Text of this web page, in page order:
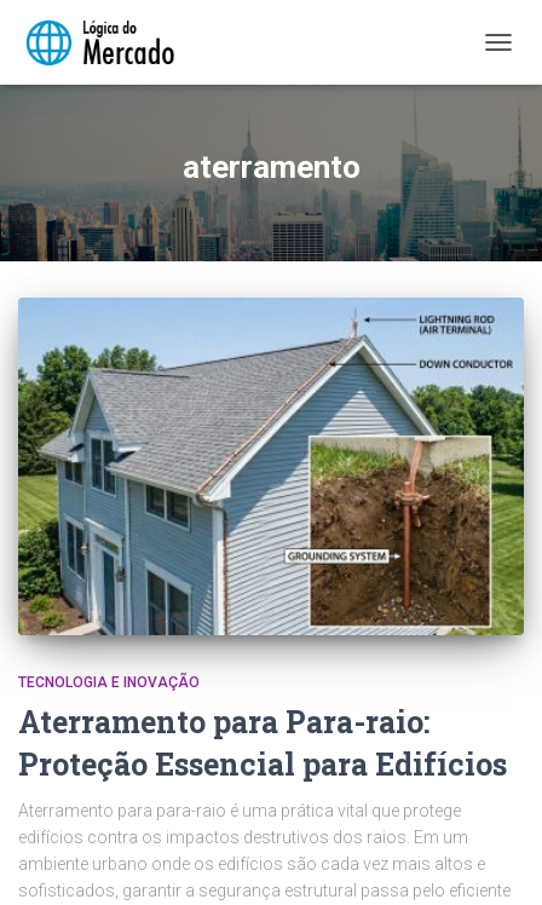
aterramento
TECNOLOGIA E INOVAÇÃO
Aterramento para Para-raio:
Proteção Essencial para Edifícios
Aterramento para para-raio é uma prática vital que protege
edifícios contra os impactos destrutivos dos raios. Em um
ambiente urbano onde os edifícios são cada vez mais altos e
sofisticados, garantir a segurança estrutural passa pelo eficiente